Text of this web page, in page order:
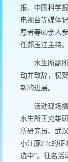
报、中国科学
电视台等媒体
愿者等60余人
任郝玉江主持。
水生所副
动并致辞，祝
新的进展。
活动现场
水生所王克雄
所研究员、武
小江豚F7c的
选中”。征名活